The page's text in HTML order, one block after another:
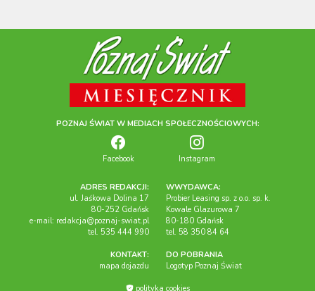
POZNAJ ŚWIAT W MEDIACH SPOŁECZNOŚCIOWYCH:
Facebook Instagram
ADRES REDAKCJI:
ul. Jaśkowa Dolina 17
80-252 Gdańsk
e-mail: redakcja@poznaj-swiat.pl
tel. 535 444 990
KONTAKT:
mapa dojazdu
WWYDAWCA:
Probier Leasing sp. z o.o. sp. k.
Kowale Glazurowa 7
80-180 Gdańsk
tel. 58 350 84 64
DO POBRANIA
Logotyp Poznaj Świat
polityka cookies